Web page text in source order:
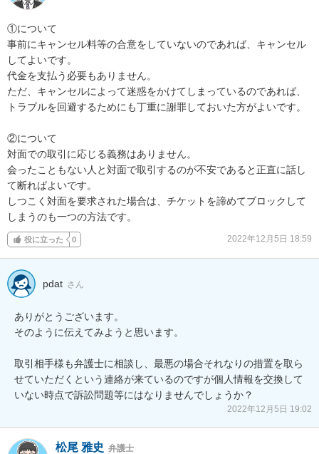
①について
事前にキャンセル料等の合意をしていないのであれば、キャンセル
してよいです。
代金を支払う必要もありません。
ただ、キャンセルによって迷惑をかけてしまっているのであれば、
トラブルを回避するためにも丁重に謝罪しておいた方がよいです。
②について
対面での取引に応じる義務はありません。
会ったこともない人と対面で取引するのが不安であると正直に話し
て断ればよいです。
しつこく対面を要求された場合は、チケットを諦めてブロックして
しまうのも一つの方法です。
役に立った 0 2022年12月5日 18:59
pdat さん
ありがとうございます。
そのように伝えてみようと思います。
取引相手様も弁護士に相談し、最悪の場合それなりの措置を取ら
せていただくという連絡が来ているのですが個人情報を交換して
いない時点で訴訟問題等にはなりませんでしょうか？
2022年12月5日 19:02
松尾 雅史 弁護士